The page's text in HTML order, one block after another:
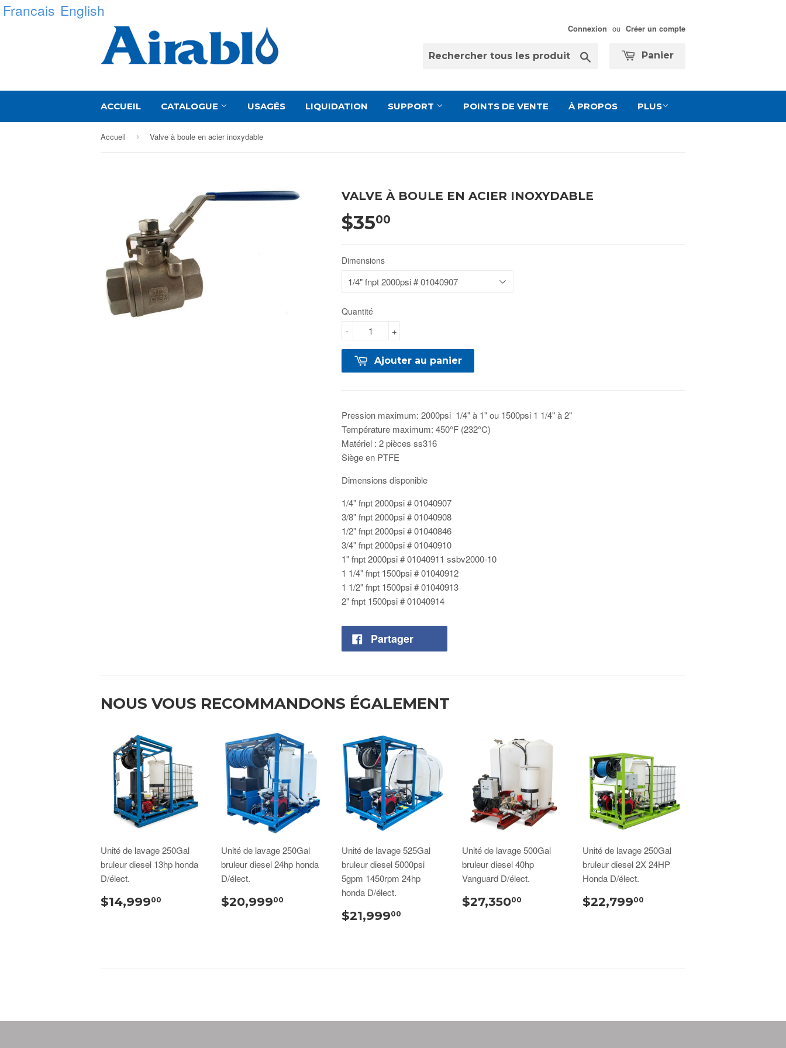
Connexion ou Créer un compte
Chercher Panier
ACCUEIL CATALOGUE USAGÉS LIQUIDATION SUPPORT POINTS DE VENTE À PROPOS PLUS
Accueil › Valve à boule en acier inoxydable
VALVE À BOULE EN ACIER INOXYDABLE
$3500
Dimensions
Quantité
+
-
Ajouter au panier
Pression maximum: 2000psi 1/4" à 1" ou 1500psi 1 1/4" à 2"
Température maximum: 450°F (232°C)
Matériel : 2 pièces ss316
Siège en PTFE
Dimensions disponible
1/4" fnpt 2000psi # 01040907
3/8" fnpt 2000psi # 01040908
1/2" fnpt 2000psi # 01040846
3/4" fnpt 2000psi # 01040910
1" fnpt 2000psi # 01040911 ssbv2000-10
1 1/4" fnpt 1500psi # 01040912
1 1/2" fnpt 1500psi # 01040913
2" fnpt 1500psi # 01040914
Partager
NOUS VOUS RECOMMANDONS ÉGALEMENT
Unité de lavage 250Gal
bruleur diesel 13hp honda
D/élect.
$14,99900
Unité de lavage 250Gal
bruleur diesel 24hp honda
D/élect.
$20,99900
Unité de lavage 525Gal
bruleur diesel 5000psi
5gpm 1450rpm 24hp
honda D/élect.
$21,99900
Unité de lavage 500Gal
bruleur diesel 40hp
Vanguard D/élect.
$27,35000
Unité de lavage 250Gal
bruleur diesel 2X 24HP
Honda D/élect.
$22,79900
Francais English